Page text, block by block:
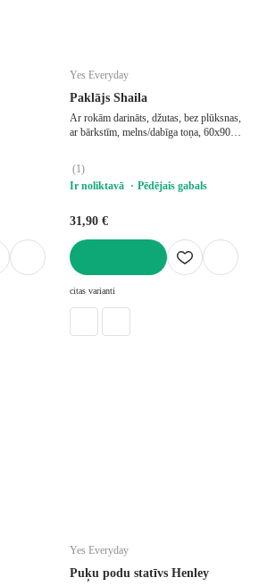
Yes Everyday
Paklājs Shaila
Ar rokām darināts, džutas, bez plūksnas,
ar bārkstīm, melns/dabīga toņa, 60x90
(1)
Ir noliktavā
Pēdējais gabals
31,90 €
citas varianti
Yes Everyday
Puķu podu statīvs Henley